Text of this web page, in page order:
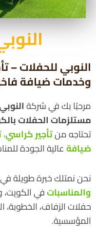
النوبي للحفلات –
وخدمات ضيافة
مرحبًا بك في شركة
مستلزمات الحفلات
تحتاجه منتأجير كراسي،
ضيافةعالية الجودة
نحن نمتلك خبرة طويلة
والمناسباتفي الكويت،
حفلات الزفاف، الخطوبة،
المؤسسية.